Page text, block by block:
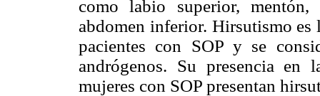
como labio superior,
abdomen inferior. Hirsutismo es
pacientes con SOP y se
andrógenos. Su presencia en
mujeres con SOP presentan